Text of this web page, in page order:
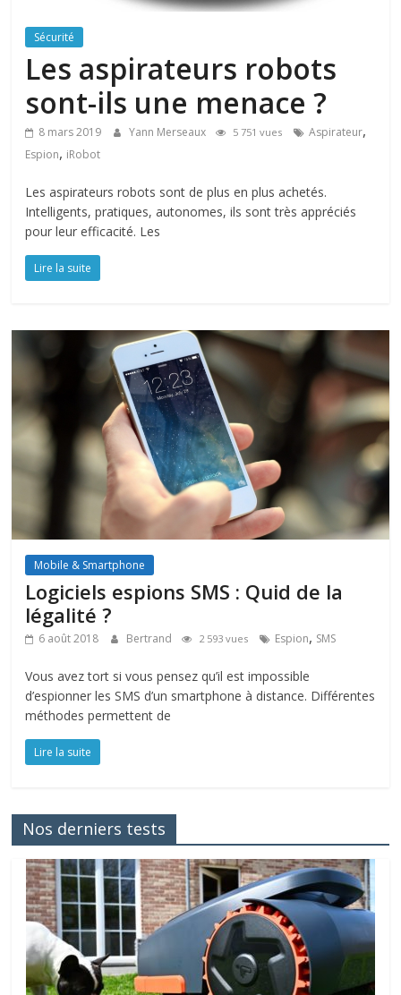
Sécurité
Les aspirateurs robots
sont-ils une menace ?
8 mars 2019 Yann Merseaux 5 751 vues Aspirateur,
Espion, iRobot
Les aspirateurs robots sont de plus en plus achetés.
Intelligents, pratiques, autonomes, ils sont très appréciés
pour leur efficacité. Les
Lire la suite
Mobile & Smartphone
Logiciels espions SMS : Quid de la
légalité ?
6 août 2018 Bertrand 2 593 vues Espion, SMS
Vous avez tort si vous pensez qu’il est impossible
d’espionner les SMS d’un smartphone à distance. Différentes
méthodes permettent de
Lire la suite
Nos derniers tests